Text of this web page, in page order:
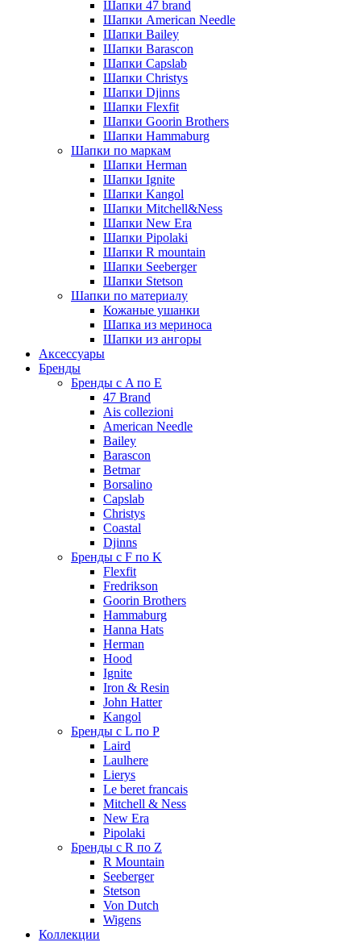
Шапки 47 brand
Шапки American Needle
Шапки Bailey
Шапки Barascon
Шапки Capslab
Шапки Christys
Шапки Djinns
Шапки Flexfit
Шапки Goorin Brothers
Шапки Hammaburg
Шапки по маркам
Шапки Herman
Шапки Ignite
Шапки Kangol
Шапки Mitchell&Ness
Шапки New Era
Шапки Pipolaki
Шапки R mountain
Шапки Seeberger
Шапки Stetson
Шапки по материалу
Кожаные ушанки
Шапка из мериноса
Шапки из ангоры
Аксессуары
Бренды
Бренды с A по E
47 Brand
Ais collezioni
American Needle
Bailey
Barascon
Betmar
Borsalino
Capslab
Christys
Coastal
Djinns
Бренды с F по K
Flexfit
Fredrikson
Goorin Brothers
Hammaburg
Hanna Hats
Herman
Hood
Ignite
Iron & Resin
John Hatter
Kangol
Бренды с L по P
Laird
Laulhere
Lierys
Le beret francais
Mitchell & Ness
New Era
Pipolaki
Бренды с R по Z
R Mountain
Seeberger
Stetson
Von Dutch
Wigens
Коллекции